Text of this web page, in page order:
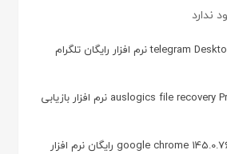
ندارد
دانلود telegram Desktop 6.5.1 نرم افزار رایگان تلگرام
دانلود auslogics file recovery Pro 12.1.1 نرم افزار بازیابی
دانلود google chrome 145.0.7632.117 رایگان نرم افزار